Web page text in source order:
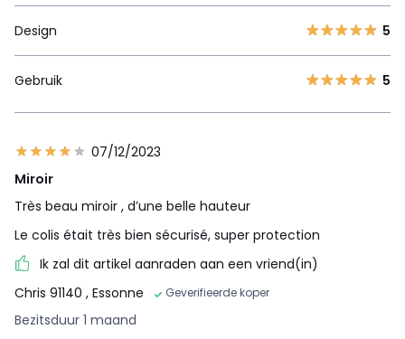
Design 5
Gebruik 5
07/12/2023
Miroir
Très beau miroir , d’une belle hauteur
Le colis était très bien sécurisé, super protection
Ik zal dit artikel aanraden aan een vriend(in)
Chris 91140 , Essonne Geverifieerde koper
Bezitsduur 1 maand